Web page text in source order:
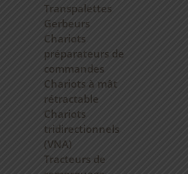
Transpalettes
Gerbeurs
Chariots
préparateurs de
commandes
Chariots à mât
rétractable
Chariots
tridirectionnels
(VNA)
Tracteurs de